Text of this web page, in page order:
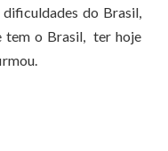
dificuldades do Brasil,
tem o Brasil, ter hoje